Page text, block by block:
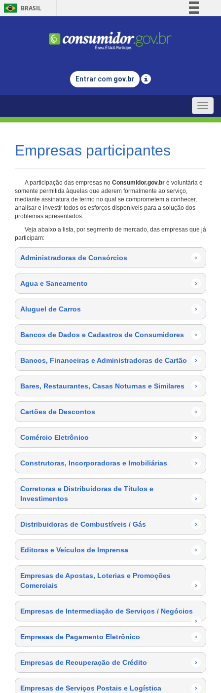
BRASIL
Comunica BR
Legislação
Entrar com gov.br
Toggle
Empresas participantes
A participação das empresas no Consumidor.gov.br é voluntária e
somente permitida àquelas que aderem formalmente ao serviço,
mediante assinatura de termo no qual se comprometem a conhecer,
analisar e investir todos os esforços disponíveis para a solução dos
problemas apresentados.
Veja abaixo a lista, por segmento de mercado, das empresas que já
participam:
Administradoras de Consórcios ›
Agua e Saneamento ›
Aluguel de Carros ›
Bancos de Dados e Cadastros de Consumidores ›
Bancos, Financeiras e Administradoras de Cartão ›
Bares, Restaurantes, Casas Noturnas e Similares ›
Cartões de Descontos ›
Comércio Eletrônico ›
Construtoras, Incorporadoras e Imobiliárias ›
Corretoras e Distribuidoras de Títulos e
Investimentos
›
Distribuidoras de Combustíveis / Gás ›
Editoras e Veículos de Imprensa ›
Empresas de Apostas, Loterias e Promoções
Comerciais
›
Empresas de Intermediação de Serviços / Negócios
›
Empresas de Pagamento Eletrônico
›
Empresas de Recuperação de Crédito ›
Empresas de Serviços Postais e Logística ›